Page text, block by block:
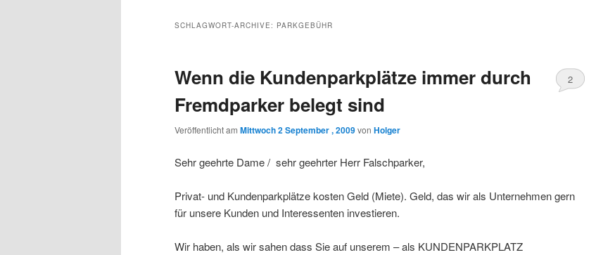
wechseln
SCHLAGWORT-ARCHIVE: PARKGEBÜHR
Wenn die Kundenparkplätze immer durch
Fremdparker belegt sind
Veröffentlicht am Mittwoch 2 September , 2009von Holger
2
Sehr geehrte Dame / sehr geehrter Herr Falschparker,
Privat- und Kundenparkplätze kosten Geld (Miete). Geld, das wir als Unternehmen gern
für unsere Kunden und Interessenten investieren.
Wir haben, als wir sahen dass Sie auf unserem – als KUNDENPARKPLATZ